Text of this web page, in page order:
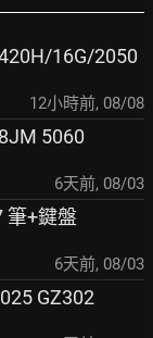
16G/2050
12小時前, 08/08
5060
6天前, 08/03
筆+鍵盤
6天前, 08/03
GZ302